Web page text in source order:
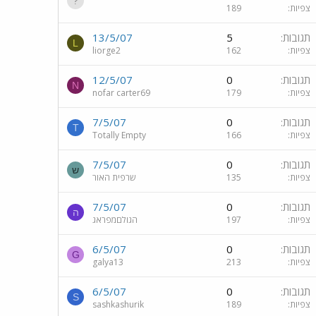
צפיות 189
תגובות 5
צפיות 162
13/5/07
liorge2
L
תגובות 0
צפיות 179
12/5/07
nofar carter69
N
תגובות 0
צפיות 166
7/5/07
Totally Empty
T
תגובות 0
צפיות 135
7/5/07
שרפית האור
ש
תגובות 0
צפיות 197
7/5/07
הגולםמפראג
ה
תגובות 0
צפיות 213
6/5/07
galya13
G
תגובות 0
צפיות 189
6/5/07
sashkashurik
S